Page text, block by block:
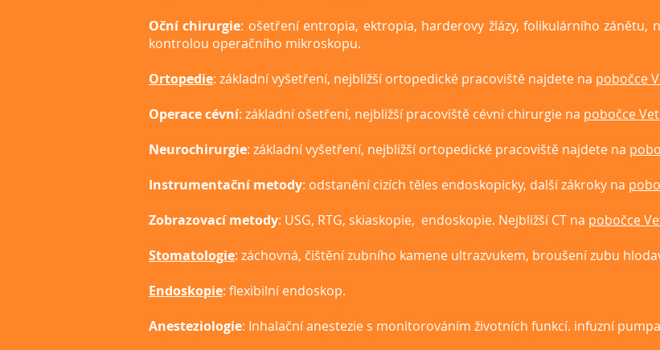
Oční chirurgie: ošetření entropia, ektropia, harderovy žlázy, folikulárního zánětu,
kontrolou operačního mikroskopu.
Ortopedie: základní vyšetření, nejbližší ortopedické pracoviště najdete na pobočce
Operace cévní: základní ošetření, nejbližší pracoviště cévní chirurgie na pobočce
Neurochirurgie: základní vyšetření, nejbližší ortopedické pracoviště najdete na
Instrumentační metody: odstanění cizích těles endoskopicky, další zákroky na
Zobrazovací metody: USG, RTG, skiaskopie, endoskopie. Nejbližší CT na pobočce
Stomatologie: záchovná, čištění zubního kamene ultrazvukem, broušení zubu
Endoskopie: flexibilní endoskop.
Anesteziologie: Inhalační anestezie s monitorováním životních funkcí. infuzní